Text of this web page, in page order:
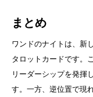
まとめ
ワンドのナイトは、新
タロットカードです。
リーダーシップを発揮
す。一方、逆位置で現